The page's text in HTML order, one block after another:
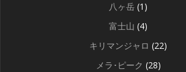
八ヶ岳 (1)
富士山 (4)
キリマンジャロ (22)
メラ･ピーク (28)